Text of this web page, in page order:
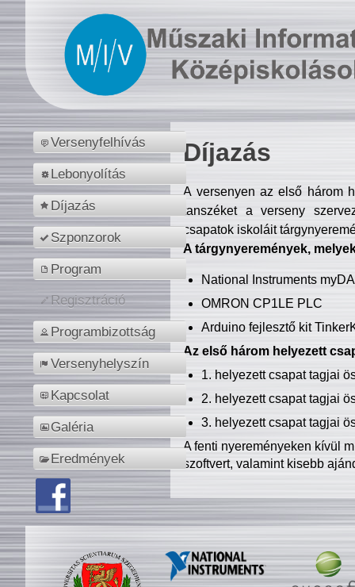
Versenyfelhívás
Lebonyolítás
Díjazás
Szponzorok
Program
Regisztráció
Programbizottság
Versenyhelyszín
Kapcsolat
Galéria
Eredmények
Díjazás
A versenyen az első három
tanszéket a verseny
csapatok iskoláit
A tárgynyeremények,
National Instruments
OMRON CP1LE PLC
Arduino fejlesztő kit
Az első három helyezett
1. helyezett csapat tagjai
2. helyezett csapat tagjai
3. helyezett csapat tagjai
A fenti nyereményeken kívül
szoftvert, valamint kisebb